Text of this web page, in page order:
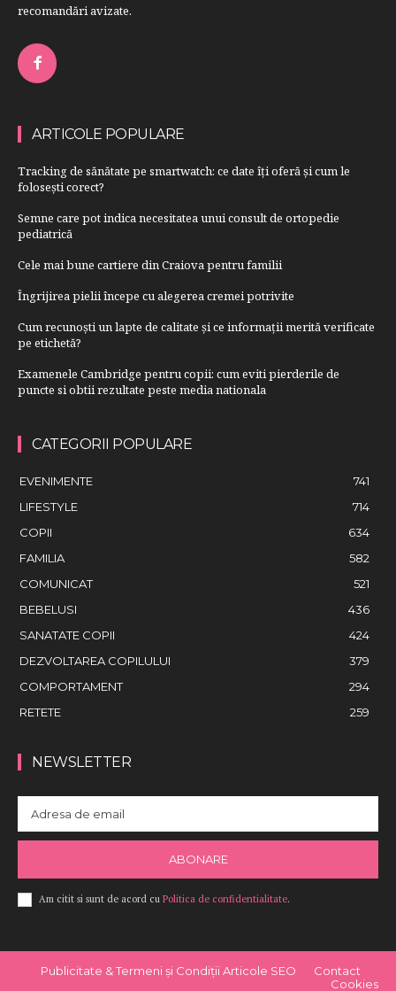
recomandări avizate.
ARTICOLE POPULARE
Tracking de sănătate pe smartwatch: ce date îți oferă și cum le
folosești corect?
Semne care pot indica necesitatea unui consult de ortopedie
pediatrică
Cele mai bune cartiere din Craiova pentru familii
Îngrijirea pielii începe cu alegerea cremei potrivite
Cum recunoști un lapte de calitate și ce informații merită verificate
pe etichetă?
Examenele Cambridge pentru copii: cum eviti pierderile de
puncte si obtii rezultate peste media nationala
CATEGORII POPULARE
EVENIMENTE
741
LIFESTYLE
714
COPII
634
FAMILIA
582
COMUNICAT
521
BEBELUSI
436
SANATATE COPII
424
DEZVOLTAREA COPILULUI
379
COMPORTAMENT
294
RETETE
259
NEWSLETTER
ABONARE
Am citit si sunt de acord cu Politica de confidentialitate.
Publicitate & Termeni și Condiții Articole SEO
Contact
Cookies